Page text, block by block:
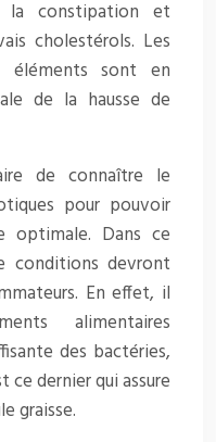
la constipation et
cholestérols. Les
éléments sont en
de la hausse de
de connaître le
pour pouvoir
optimale. Dans ce
conditions devront
En effet, il
alimentaires
des bactéries,
ce dernier qui assure
graisse.